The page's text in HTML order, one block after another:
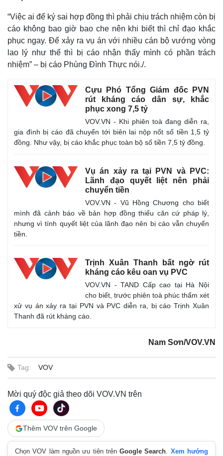
“Việc ai để ký sai hợp đồng thì phải chịu trách nhiệm còn bị
cáo không bao giờ bao che nên khi biết thì chỉ đạo khắc
phục ngay. Để xảy ra vụ án với nhiều cán bộ vướng vòng
lao lý như thế thì bị cáo nhận thấy mình có phần trách
nhiệm” – bị cáo Phùng Đình Thực nói./.
Cựu Phó Tổng Giám đốc PVN
rút kháng cáo dân sự, khắc
phục xong 7,5 tỷ
VOV.VN - Khi phiên toà đang diễn ra,
gia đình bị cáo đã chuyển tới biên lai nộp nốt số tiền 1,5 tỷ
đồng. Như vậy, bị cáo khắc phục toàn bộ số tiền 7,5 tỷ đồng.
Vụ án xảy ra tại PVN và PVC:
Lãnh đạo quyết liệt nên phải
chuyển tiền
VOV.VN - Vũ Hồng Chương cho biết
mình đã cảnh báo về bản hợp đồng thiếu căn cứ pháp lý,
nhưng vì tính quyết liệt của lãnh đạo nên bị cáo vẫn chuyển
tiền.
Trịnh Xuân Thanh bất ngờ rút
kháng cáo kêu oan vụ PVC
VOV.VN - TAND Cấp cao tại Hà Nội
cho biết, trước phiên toà phúc thẩm xét
xử vụ án xảy ra tại PVN và PVC diễn ra, bị cáo Trịnh Xuân
Thanh đã rút kháng cáo.
Nam Sơn/VOV.VN
Tag: VOV
Mời quý độc giả theo dõi VOV.VN trên
Thêm VOV trên Google
Chọn VOV làm nguồn ưu tiên trênGoogle Search. Xem hướng